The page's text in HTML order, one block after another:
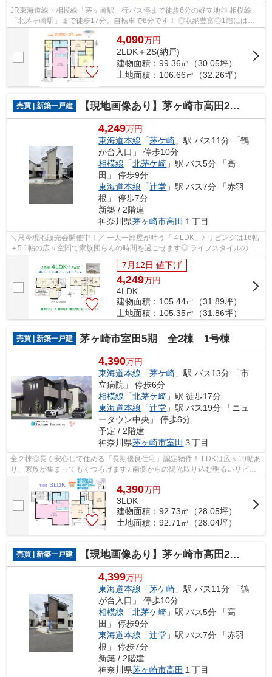
JR東海道線・相模線「茅ヶ崎駅」行バス停まで徒歩6分の好立地◎ 相模線
「北茅ヶ崎駅」まで徒歩17分、自転車で6分です！ ◎収納豊富◎1階には廊
下やキッチンから出入り可能な３帖のサービ...
4,090万円
2LDK＋2S(納戸)
建物面積：99.36㎡（30.05坪）
土地面積：106.66㎡（32.26坪）
売買 | 新築一戸建 【現地画像あり】茅ヶ崎市高田2期 全3棟 2号棟
4,249万円
東海道本線 「茅ケ崎 」駅 バス11分 「鶴
が台入口」 停歩10分
相模線 「北茅ケ崎 」駅 バス5分 「高
田」 停歩9分
東海道本線 「辻堂 」駅 バス7分 「赤羽
根」 停歩7分
新築 / 2階建
神奈川県茅ヶ崎市高田 １丁目
＼只今現地販売会開催中！／ 一人一部屋が叶う「４LDK」♪ リビングは16帖
＋5.1帖の広々空間で家族団らんの時間を過ごせます◎ ライフスタイルの変
化に応じて5.1帖はオプションで間仕切...
7月12日 値下げ
4,249万円
4LDK
建物面積：105.44㎡（31.89坪）
土地面積：105.35㎡（31.86坪）
売買 | 新築一戸建 茅ヶ崎市室田5期 全2棟 1号棟
4,390万円
東海道本線 「茅ケ崎 」駅 バス13分 「市
立病院」 停歩6分
相模線 「北茅ケ崎 」駅 徒歩17分
東海道本線 「辻堂 」駅 バス19分 「ニュ
ータウン中央」 停歩6分
予定 / 2階建
神奈川県茅ヶ崎市室田 ３丁目
全２棟◎長く安心して住める「長期優良住宅」認定物件！ LDKは広々19帖あ
り、家族が集まってもくつろげます♪ 南側からの陽光取り込む明るいリビン
グは家族団らんの場にピッタリです◎ ぜ...
4,390万円
3LDK
建物面積：92.73㎡（28.05坪）
土地面積：92.71㎡（28.04坪）
売買 | 新築一戸建 【現地画像あり】茅ヶ崎市高田2期 全3棟 3号棟
4,399万円
東海道本線 「茅ケ崎 」駅 バス11分 「鶴
が台入口」 停歩10分
相模線 「北茅ケ崎 」駅 バス5分 「高
田」 停歩9分
東海道本線 「辻堂 」駅 バス7分 「赤羽
根」 停歩7分
新築 / 2階建
神奈川県茅ヶ崎市高田 １丁目